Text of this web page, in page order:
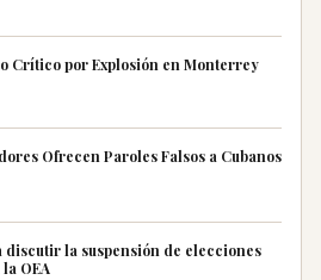
Crítico por Explosión en Monterrey
Ofrecen Paroles Falsos a Cubanos
discutir la suspensión de elecciones
OEA